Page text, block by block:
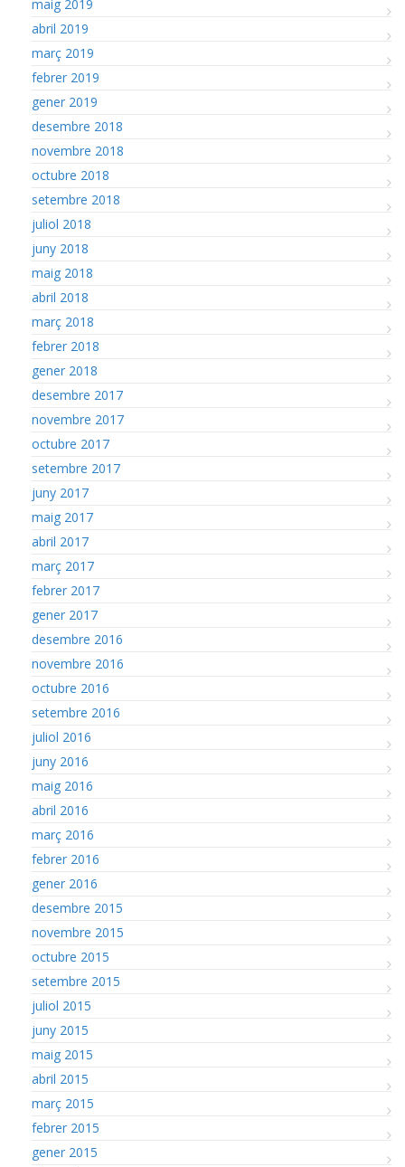
maig 2019
abril 2019
març 2019
febrer 2019
gener 2019
desembre 2018
novembre 2018
octubre 2018
setembre 2018
juliol 2018
juny 2018
maig 2018
abril 2018
març 2018
febrer 2018
gener 2018
desembre 2017
novembre 2017
octubre 2017
setembre 2017
juny 2017
maig 2017
abril 2017
març 2017
febrer 2017
gener 2017
desembre 2016
novembre 2016
octubre 2016
setembre 2016
juliol 2016
juny 2016
maig 2016
abril 2016
març 2016
febrer 2016
gener 2016
desembre 2015
novembre 2015
octubre 2015
setembre 2015
juliol 2015
juny 2015
maig 2015
abril 2015
març 2015
febrer 2015
gener 2015